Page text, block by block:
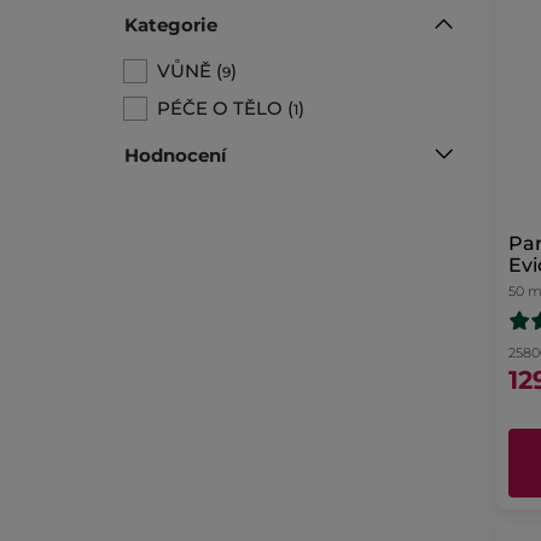
Kategorie
VŮNĚ (9)
PÉČE O TĚLO (1)
Hodnocení
50